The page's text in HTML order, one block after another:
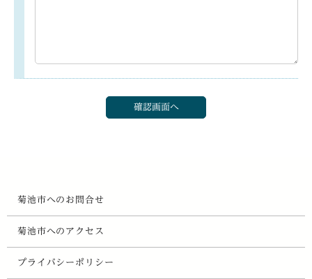
菊池市へのお問合せ
菊池市へのアクセス
プライバシーポリシー